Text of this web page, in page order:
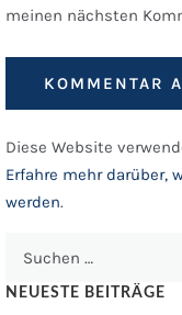
meinen nächsten
Diese Website
Erfahre mehr darüber,
werden.
NEUESTE BEITRÄGE